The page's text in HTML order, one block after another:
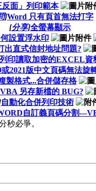
面」列印範本
]Word 只有頁首無法打字
[分享]全螢幕顯示
設置浮水印
出直式信封地址問題?
印讀取加密的EXCEL資
2021版中文頁碼無法旋
製格式...合併儲存格
另存新檔的 BUG?
自動化合併列印技術
自訂義頁碼分割---
秒必爭。